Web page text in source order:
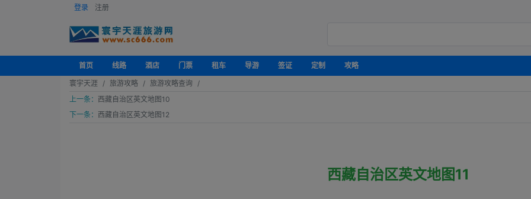
登录 注册
首页 线路 酒店 门票 租车 导游 签证 定制
攻略
寰宇天涯
旅游攻略
旅游攻略查询
上一条： 西藏自治区英文地图10
下一条： 西藏自治区英文地图12
西藏自治区英文地图11